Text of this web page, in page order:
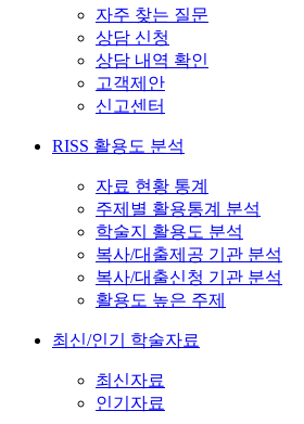
자주 찾는 질문
상담 신청
상담 내역 확인
고객제안
신고센터
RISS 활용도 분석
자료 현황 통계
주제별 활용통계 분석
학술지 활용도 분석
복사/대출제공 기관 분석
복사/대출신청 기관 분석
활용도 높은 주제
최신/인기 학술자료
최신자료
인기자료